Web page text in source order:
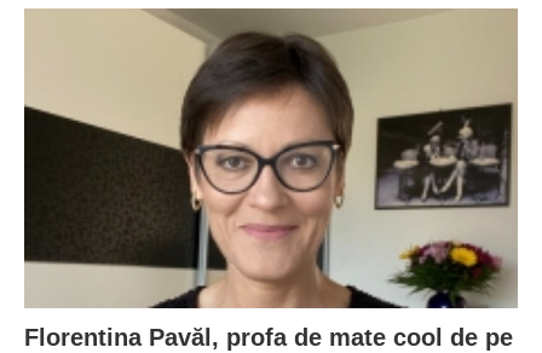
Florentina Pavăl, profa de mate cool de pe